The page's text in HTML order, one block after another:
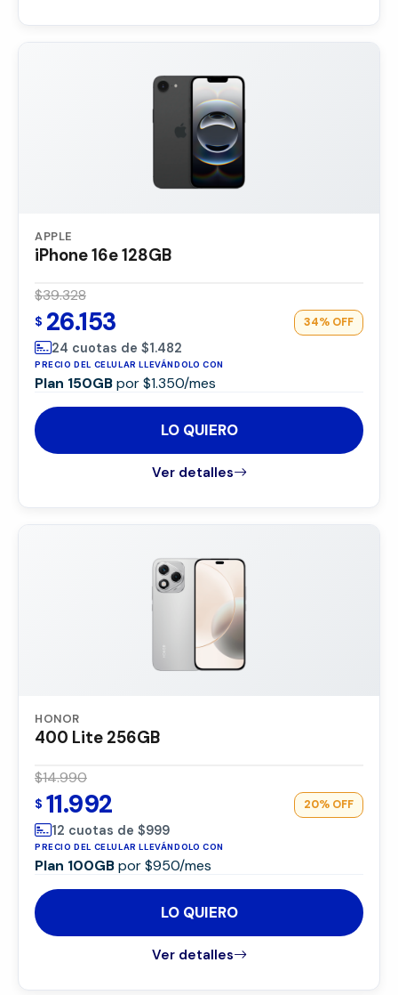
APPLE
iPhone 16e 128GB
$39.328
$ 26.153 34% OFF
24 cuotas de $1.482
PRECIO DEL CELULAR LLEVÁNDOLO CON
Plan 150GBpor $1.350/mes
LO QUIERO
Ver detalles
HONOR
400 Lite 256GB
$14.990
$ 11.992 20% OFF
12 cuotas de $999
PRECIO DEL CELULAR LLEVÁNDOLO CON
Plan 100GBpor $950/mes
LO QUIERO
Ver detalles